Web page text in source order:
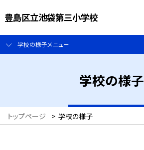
豊島区立池袋第三小学校
学校の様子メニュー
学校の様子
トップページ > 学校の様子